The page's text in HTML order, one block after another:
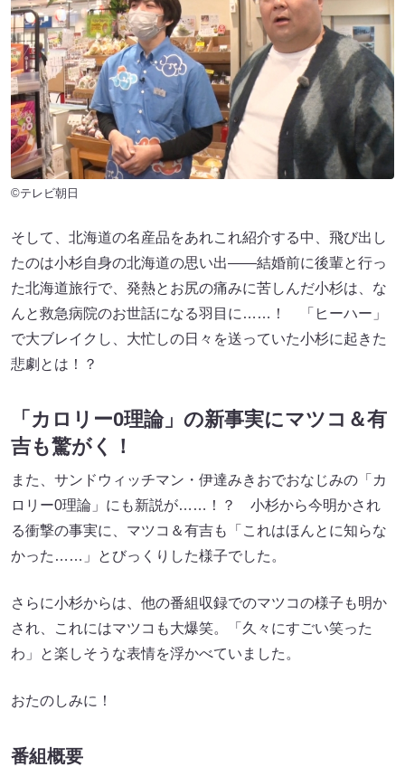
©テレビ朝日
そして、北海道の名産品をあれこれ紹介する中、飛び出し
たのは小杉自身の北海道の思い出――結婚前に後輩と行っ
た北海道旅行で、発熱とお尻の痛みに苦しんだ小杉は、な
んと救急病院のお世話になる羽目に……！ 「ヒーハー」
で大ブレイクし、大忙しの日々を送っていた小杉に起きた
悲劇とは！？
「カロリー0理論」の新事実にマツコ＆有
吉も驚がく！
また、サンドウィッチマン・伊達みきおでおなじみの「カ
ロリー0理論」にも新説が……！？ 小杉から今明かされ
る衝撃の事実に、マツコ＆有吉も「これはほんとに知らな
かった……」とびっくりした様子でした。
さらに小杉からは、他の番組収録でのマツコの様子も明か
され、これにはマツコも大爆笑。「久々にすごい笑った
わ」と楽しそうな表情を浮かべていました。
おたのしみに！
番組概要